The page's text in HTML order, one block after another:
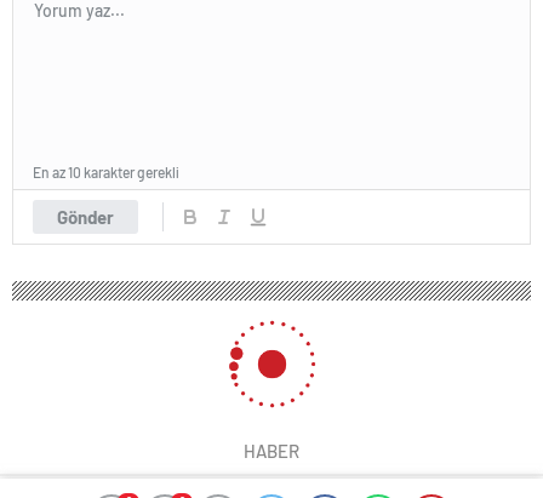
Gönder
En az 10 karakter gerekli
HABER